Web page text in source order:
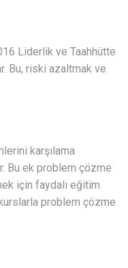
Liderlik ve Taahhütte
Bu, riski azaltmak ve
karşılama
Bu ek problem çözme
için faydalı eğitim
problem çözme